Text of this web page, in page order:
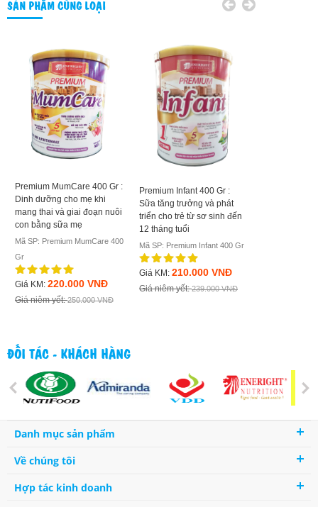
SẢN PHẨM CÙNG LOẠI
Premium MumCare 400 Gr :
Dinh dưỡng cho mẹ khi
mang thai và giai đoạn nuôi
con bằng sữa mẹ
Mã SP: Premium MumCare 400
Gr
Giá KM: 220.000 VNĐ
Giá niêm yết:250.000 VNĐ
Premium Infant 400 Gr :
Sữa tăng trưởng và phát
triển cho trẻ từ sơ sinh đến
12 tháng tuổi
Mã SP: Premium Infant 400 Gr
Giá KM: 210.000 VNĐ
Giá niêm yết:239.000 VNĐ
ĐỐI TÁC - KHÁCH HÀNG
Danh mục sản phẩm
Về chúng tôi
Hợp tác kinh doanh